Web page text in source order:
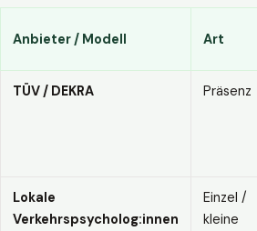
Anbieter / Modell Art
TÜV / DEKRA Präsenz
Lokale
Verkehrspsycholog:innen
Einzel /
kleine